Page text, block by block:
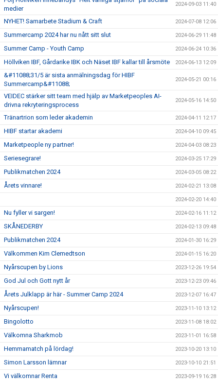
medier
2024-09-03 11:40
NYHET! Samarbete Stadium & Craft 2024-07-08 12:06
Summercamp 2024 har nu nått sitt slut 2024-06-29 11:48
Summer Camp - Youth Camp 2024-06-24 10:36
Höllviken IBF, Gårdarike IBK och Näset IBF kallar till årsmöte 2024-06-13 12:09
&#11088;31/5 är sista anmälningsdag för HIBF
Summercamp&#11088;
2024-05-21 00:16
VEIDEC stärker sitt team med hjälp av Marketpeoples AI-
drivna rekryteringsprocess
2024-05-16 14:50
Tränartrion som leder akademin 2024-04-11 12:17
HIBF startar akademi 2024-04-10 09:45
Marketpeople ny partner! 2024-04-03 08:23
Seriesegrare! 2024-03-25 17:29
Publikmatchen 2024 2024-03-05 08:22
Årets vinnare! 2024-02-21 13:08
2024-02-20 14:40
Nu fyller vi sargen! 2024-02-16 11:12
SKÅNEDERBY 2024-02-13 09:48
Publikmatchen 2024 2024-01-30 16:29
Välkommen Kim Clemedtson 2024-01-15 16:20
Nyårscupen by Lions 2023-12-26 19:54
God Jul och Gott nytt år 2023-12-23 09:46
Årets Julklapp är här - Summer Camp 2024 2023-12-07 16:47
Nyårscupen! 2023-11-10 13:12
Bingolotto 2023-11-08 18:02
Välkomna Sharkmob 2023-11-01 16:58
Hemmamatch på lördag! 2023-10-20 13:10
Simon Larsson lämnar 2023-10-10 21:51
Vi välkomnar Renta 2023-09-19 16:28